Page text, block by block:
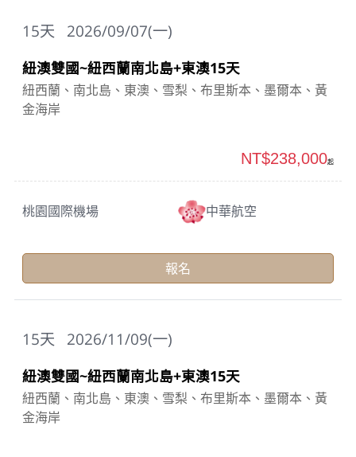
2026/09/07(一)
15天
紐澳雙國~紐西蘭南北島+東澳15天
紐西蘭、南北島、東澳、雪梨、布里斯本、墨爾本、黃
金海岸
桃園國際機場 中華航空
NT$238,000起
報名
2026/11/09(一)
15天
紐澳雙國~紐西蘭南北島+東澳15天
紐西蘭、南北島、東澳、雪梨、布里斯本、墨爾本、黃
金海岸